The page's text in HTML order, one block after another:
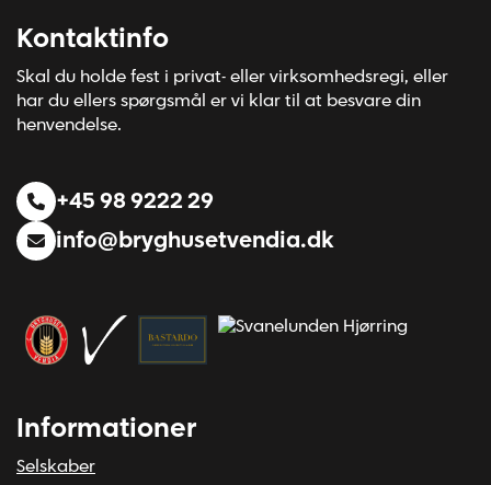
Kontaktinfo
Skal du holde fest i privat- eller virksomhedsregi, eller
har du ellers spørgsmål er vi klar til at besvare din
henvendelse.
+45 98 9222 29
info@bryghusetvendia.dk
Informationer
Selskaber